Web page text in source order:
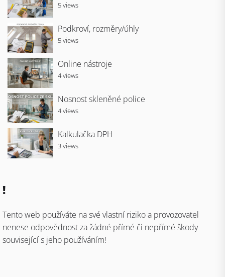
5 views
Podkroví, rozměry/úhly
5 views
Online nástroje
4 views
Nosnost skleněné police
4 views
Kalkulačka DPH
3 views
!
Tento web používáte na své vlastní riziko a provozovatel
nenese odpovědnost za žádné přímé či nepřímé škody
související s jeho používáním!